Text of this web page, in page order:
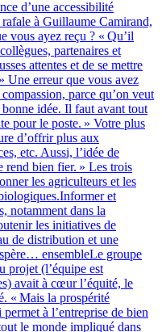
d’une accessibilité
à Guillaume Camirand,
vous ayez reçu ? « Qu’il
partenaires et
attentes et de se mettre
Une erreur que vous avez
parce qu’on veut
bonne idée. Il faut avant tout
pour le poste. » Votre plus
d’offrir plus aux
etc. Aussi, l’idée de
rend bien fier. » Les trois
les agriculteurs et les
et
notamment dans la
les initiatives de
de distribution et une
ensembleLe groupe
projet (l’équipe est
avait à cœur l’équité, le
« Mais la prospérité
à l’entreprise de bien
le monde impliqué dans